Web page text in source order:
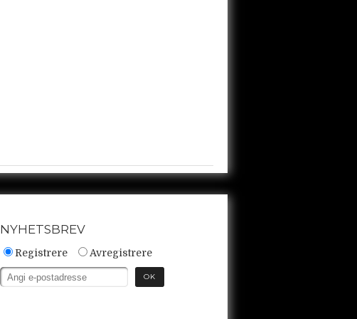
NYHETSBREV
Registrere Avregistrere
OK